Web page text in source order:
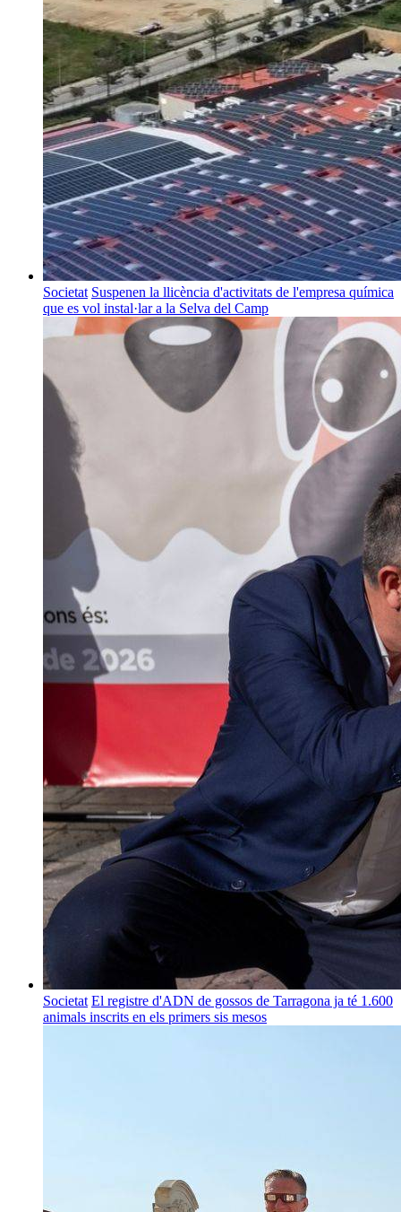
Societat Suspenen la llicència d'activitats de l'empresa química
que es vol instal·lar a la Selva del Camp
Societat El registre d'ADN de gossos de Tarragona ja té 1.600
animals inscrits en els primers sis mesos